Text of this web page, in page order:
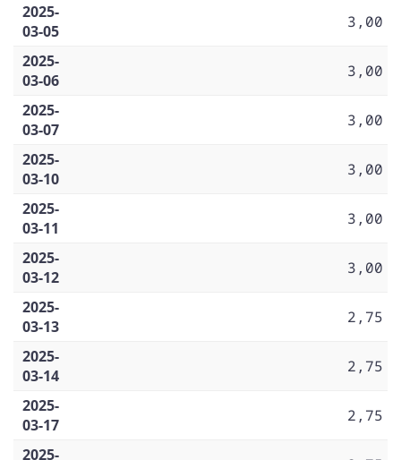
2025-
03-05
3,00
2025-
03-06
3,00
2025-
03-07
3,00
2025-
03-10
3,00
2025-
03-11
3,00
2025-
03-12
3,00
2025-
03-13
2,75
2025-
03-14
2,75
2025-
03-17
2,75
2025-